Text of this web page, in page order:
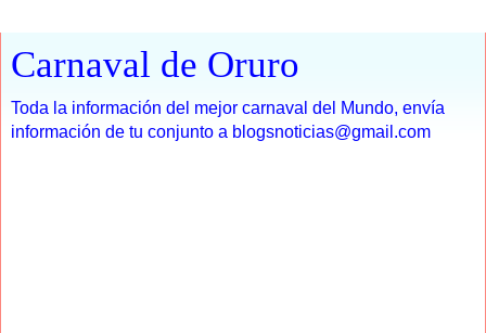
Carnaval de Oruro
Toda la información del mejor carnaval del Mundo, envía
información de tu conjunto a blogsnoticias@gmail.com